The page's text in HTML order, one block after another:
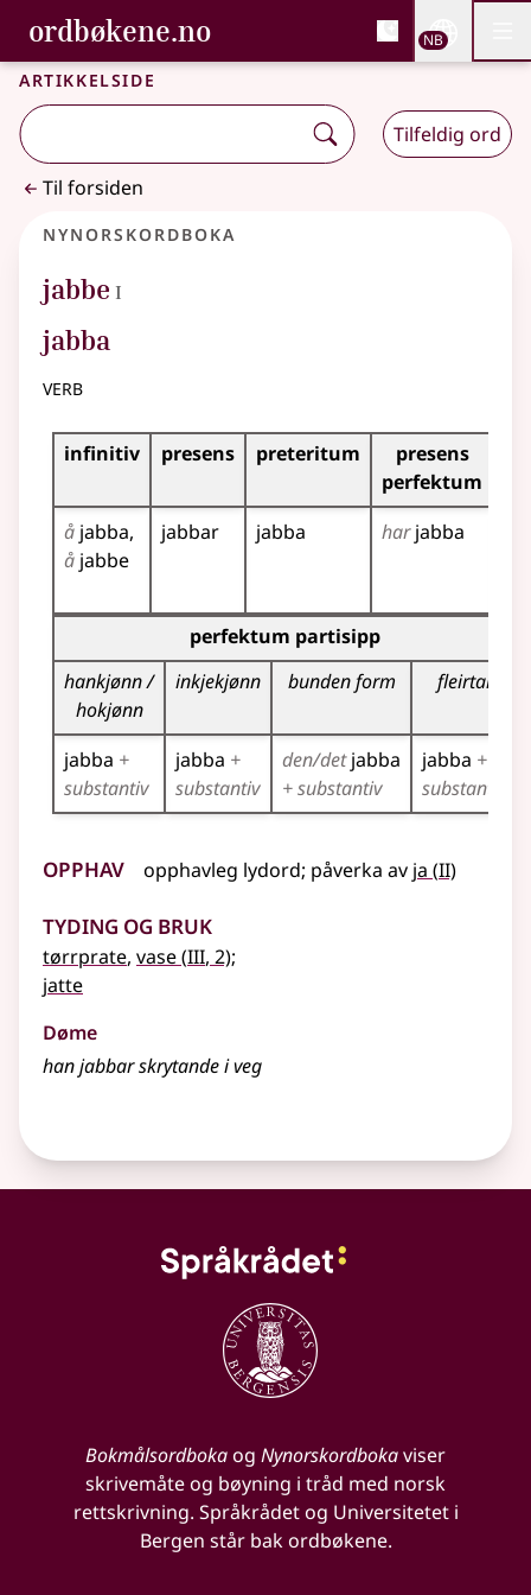
Gå til hovedinnhold
Tilgjengelighet
ordbøkene.no, Bokmålsordboka og
Bokmålsordboka og Nynorskordboka
NB
Artikkelside
Tilfeldig ord
Til forsiden
Nynorskordboka
jabbe 1
I
jabba
verb
Bøyningstabell for dette verbet
infinitiv presens preteritum
presens
perfektum
å jabba
å jabbe
jabbar jabba harjabba
Bøyningstabell for dette verbet (partisippformer)
perfektum partisipp
hankjønn /
hokjønn
inkjekjønn bunden form fleirtal
jabba +
substantiv
jabba +
substantiv
den/detjabba
+ substantiv
jabba +
substantiv
Opphav opphavleg lydord; påverka av ja (2
II)
Tyding og bruk
tørrprate, vase(3
III, 2);
jatte
Døme
han jabbar skrytande i veg
Bokmålsordbokaog Nynorskordbokaviser
skrivemåte og bøyning i tråd med norsk
rettskrivning. Språkrådet og Universitetet i
Bergen står bak ordbøkene.